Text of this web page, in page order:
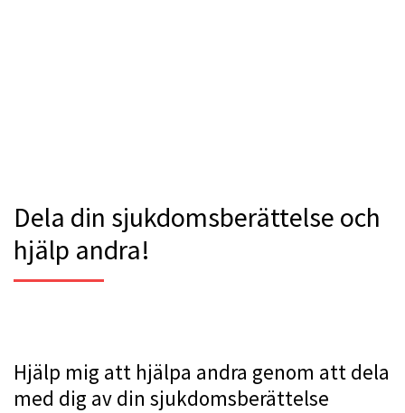
Dela din sjukdomsberättelse och
hjälp andra!
Hjälp mig att hjälpa andra genom att dela
med dig av din sjukdomsberättelse